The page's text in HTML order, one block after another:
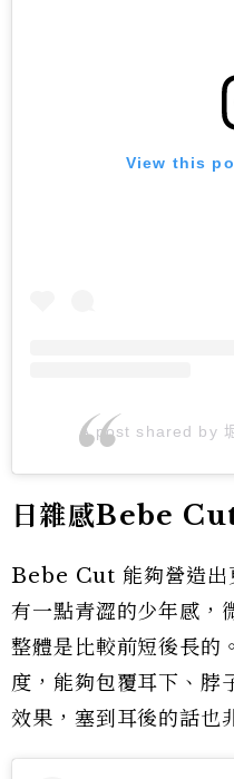
View this
A post shared by
日雜感Bebe
Bebe Cut 能夠營造出
有一點青澀的少年感，
整體是比較前短後長的
度，能夠包覆耳下、脖
效果，塞到耳後的話也